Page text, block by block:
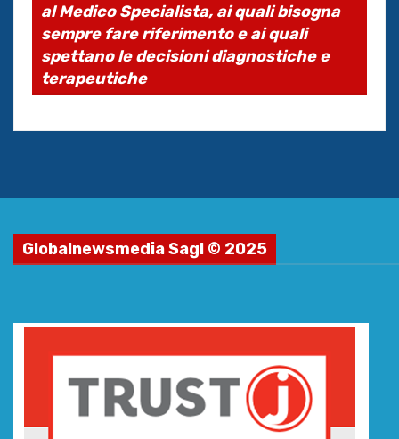
al Medico Specialista, ai quali bisogna
sempre fare riferimento e ai quali
spettano le decisioni diagnostiche e
terapeutiche
Globalnewsmedia Sagl © 2025